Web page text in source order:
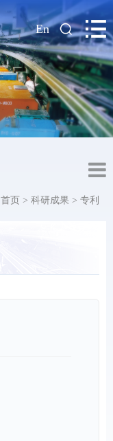
| En
首页 > 科研成果 > 专利